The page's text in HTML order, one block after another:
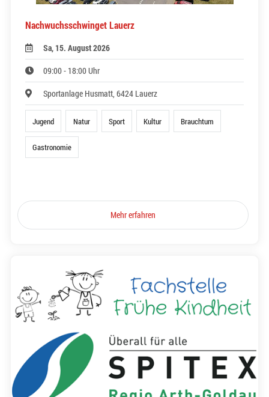
Nachwuchsschwinget Lauerz
Sa, 15. August 2026
09:00 - 18:00 Uhr
Sportanlage Husmatt, 6424 Lauerz
Jugend Natur Sport Kultur Brauchtum
Gastronomie
Mehr erfahren